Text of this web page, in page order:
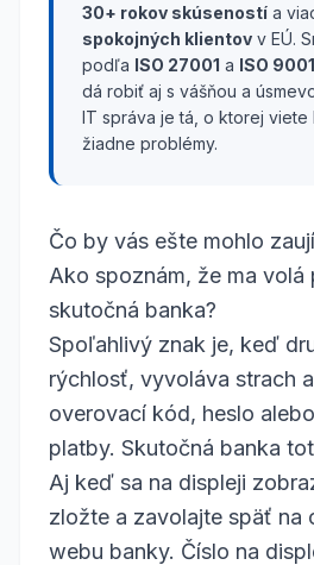
30+ rokov skúseností a
spokojných klientov v EÚ.
podľa ISO 27001 a ISO 9001
dá robiť aj s vášňou a
IT správa je tá, o ktorej viete
žiadne problémy.
Čo by vás ešte mohlo
Ako spoznám, že ma volá
skutočná banka?
Spoľahlivý znak je, keď
rýchlosť, vyvoláva strach
overovací kód, heslo
platby. Skutočná banka
Aj keď sa na displeji
zložte a zavolajte späť na
webu banky. Číslo na